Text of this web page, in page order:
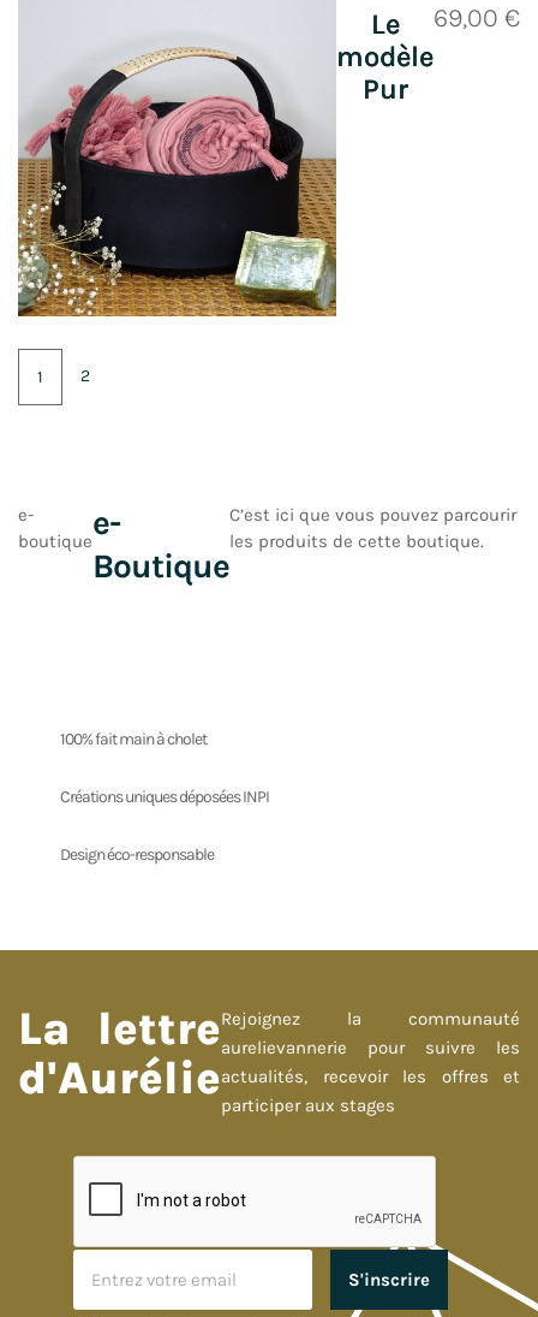
Le
modèle
Pur
69,00 €
1 2
e-
boutiquee-
Boutique
C’est ici que vous pouvez parcourir
les produits de cette boutique.
100% fait main à cholet
Créations uniques déposées INPI
Design éco-responsable
La lettre
d'Aurélie
Rejoignez la communauté
aurelievannerie pour suivre les
actualités, recevoir les offres et
participer aux stages